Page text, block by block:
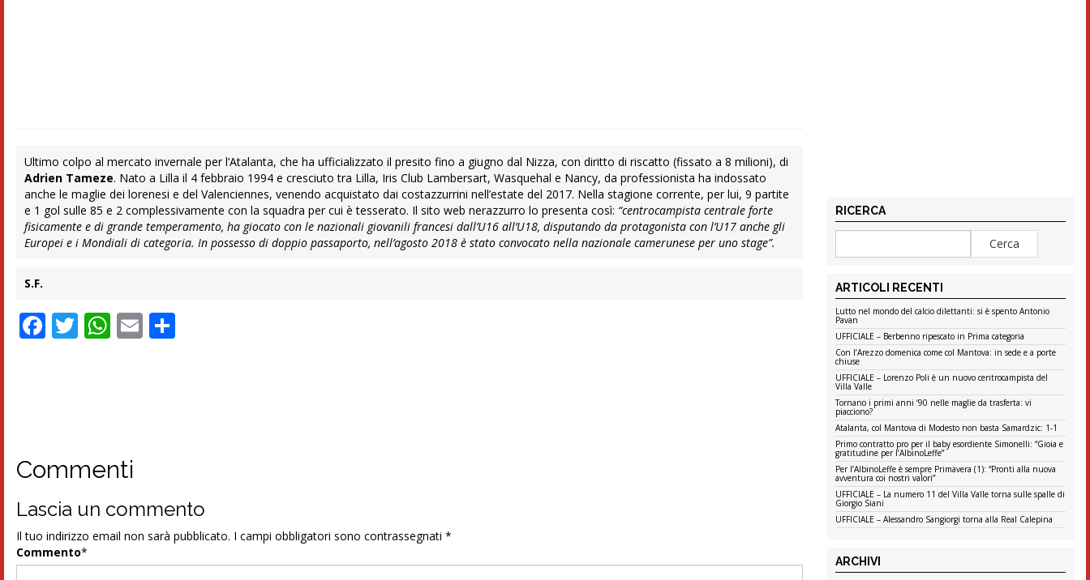
Ultimo colpo al mercato invernale per l’Atalanta, che ha ufficializzato il presito fino a giugno dal Nizza, con diritto di riscatto (fissato a 8 milioni), di
Adrien Tameze. Nato a Lilla il 4 febbraio 1994 e cresciuto tra Lilla, Iris Club Lambersart, Wasquehal e Nancy, da professionista ha indossato
anche le maglie dei lorenesi e del Valenciennes, venendo acquistato dai costazzurrini nell’estate del 2017. Nella stagione corrente, per lui, 9 partite
e 1 gol sulle 85 e 2 complessivamente con la squadra per cui è tesserato. Il sito web nerazzurro lo presenta così: “centrocampista centrale forte
fisicamente e di grande temperamento, ha giocato con le nazionali giovanili francesi dall’U16 all’U18, disputando da protagonista con l’U17 anche gli
Europei e i Mondiali di categoria. In possesso di doppio passaporto, nell’agosto 2018 è stato convocato nella nazionale camerunese per uno stage”.
S.F.
Facebook
Twitter
WhatsApp
Email
Commenti
Lascia un commento
Il tuo indirizzo email non sarà pubblicato. I campi obbligatori sono contrassegnati*
Commento*
RICERCA
ARTICOLI RECENTI
Lutto nel mondo del calcio dilettanti: si è spento Antonio
Pavan
UFFICIALE – Berbenno ripescato in Prima categoria
Con l’Arezzo domenica come col Mantova: in sede e a porte
chiuse
UFFICIALE – Lorenzo Poli è un nuovo centrocampista del
Villa Valle
Tornano i primi anni ’90 nelle maglie da trasferta: vi
piacciono?
Atalanta, col Mantova di Modesto non basta Samardzic: 1-1
Primo contratto pro per il baby esordiente Simonelli: “Gioia e
gratitudine per l’AlbinoLeffe”
Per l’AlbinoLeffe è sempre Primavera (1): “Pronti alla nuova
avventura coi nostri valori”
UFFICIALE – La numero 11 del Villa Valle torna sulle spalle di
Giorgio Siani
UFFICIALE – Alessandro Sangiorgi torna alla Real Calepina
ARCHIVI